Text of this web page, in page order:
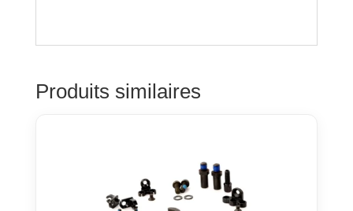
Produits similaires